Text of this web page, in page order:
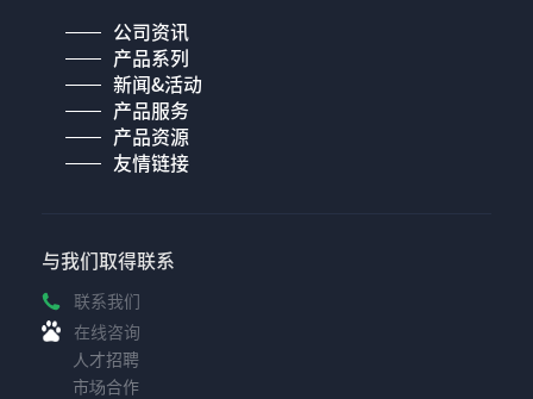
公司资讯
产品系列
新闻&活动
产品服务
产品资源
友情链接
与我们取得联系
联系我们
在线咨询
人才招聘
市场合作